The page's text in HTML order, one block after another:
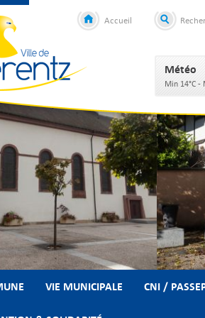
Accueil
Météo
Min 14°C -
VIE MUNICIPALE CNI /